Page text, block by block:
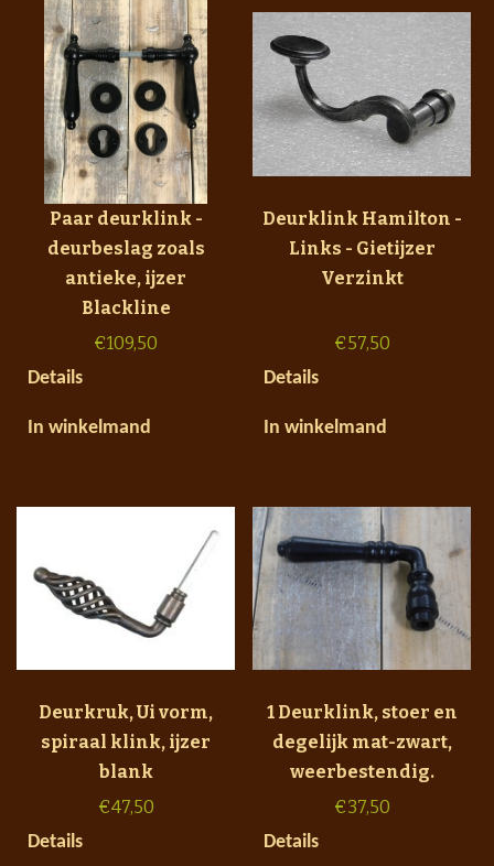
Paar deurklink -
deurbeslag zoals
antieke, ijzer
Blackline
€109,50
Details
In winkelmand
Deurklink Hamilton -
Links - Gietijzer
Verzinkt
€57,50
Details
In winkelmand
Deurkruk, Ui vorm,
spiraal klink, ijzer
blank
€47,50
Details
1 Deurklink, stoer en
degelijk mat-zwart,
weerbestendig.
€37,50
Details